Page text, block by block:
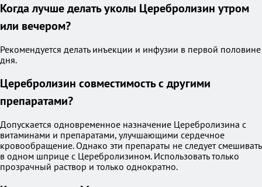
Когда лучше делать уколы Церебролизин утром
или вечером?
Рекомендуется делать инъекции и инфузии в первой половине
дня.
Церебролизин совместимость с другими
препаратами?
Допускается одновременное назначение Церебролизина с
витаминами и препаратами, улучшающими сердечное
кровообращение. Однако эти препараты не следует смешивать
в одном шприце с Церебролизином. Использовать только
прозрачный раствор и только однократно.